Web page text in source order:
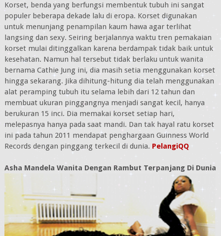
Korset, benda yang berfungsi membentuk tubuh ini sangat
populer beberapa dekade lalu di eropa. Korset digunakan
untuk menunjang penampilan kaum hawa agar terlihat
langsing dan sexy. Seiring berjalannya waktu tren pemakaian
korset mulai ditinggalkan karena berdampak tidak baik untuk
kesehatan. Namun hal tersebut tidak berlaku untuk wanita
bernama Cathie Jung ini, dia masih setia menggunakan korset
hingga sekarang. Jika dihitung-hitung dia telah menggunakan
alat peramping tubuh itu selama lebih dari 12 tahun dan
membuat ukuran pinggangnya menjadi sangat kecil, hanya
berukuran 15 inci. Dia memakai korset setiap hari,
melepasnya hanya pada saat mandi. Dan tak hayal ratu korset
ini pada tahun 2011 mendapat penghargaan Guinness World
Records dengan pinggang terkecil di dunia. PelangiQQ
Asha Mandela Wanita Dengan Rambut Terpanjang Di Dunia